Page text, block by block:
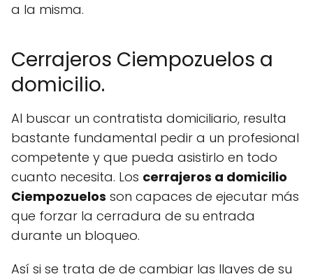
a la misma.
Cerrajeros Ciempozuelos a
domicilio.
Al buscar un contratista domiciliario, resulta
bastante fundamental pedir a un profesional
competente y que pueda asistirlo en todo
cuanto necesita. Los cerrajeros a domicilio
Ciempozuelos son capaces de ejecutar más
que forzar la cerradura de su entrada
durante un bloqueo.
Así si se trata de de cambiar las llaves de su